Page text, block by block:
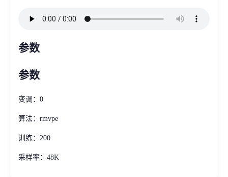
参数
参数
变调：0
算法：rmvpe
训练：200
采样率：48K